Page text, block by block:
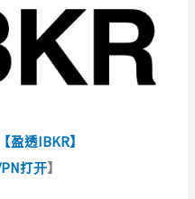
盈透IBKR】
打开】